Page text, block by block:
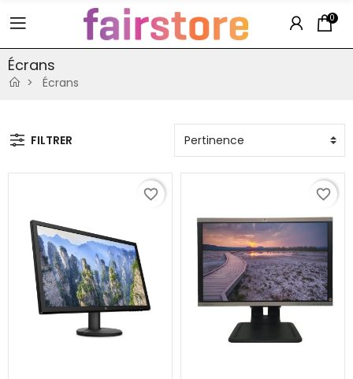
0
Écrans
Écrans
FILTRER
favorite_border favorite_border